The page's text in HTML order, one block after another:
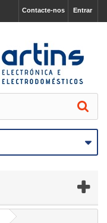
Entrar
Contacte-nos